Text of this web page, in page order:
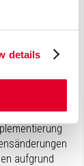
details
Fötus und
Alkohol
der
aufgrund